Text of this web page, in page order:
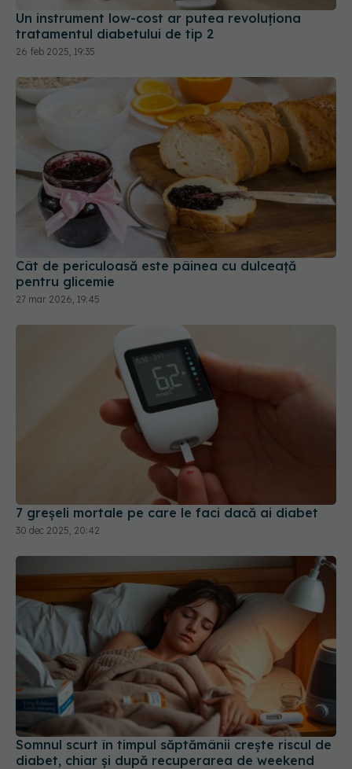
Un instrument low-cost ar putea revoluționa
tratamentul diabetului de tip 2
26 feb 2025, 19:35
Cât de periculoasă este pâinea cu dulceață
pentru glicemie
27 mar 2026, 19:45
7 greșeli mortale pe care le faci dacă ai diabet
30 dec 2025, 20:42
Somnul scurt în timpul săptămânii crește riscul de
diabet, chiar și după recuperarea de weekend